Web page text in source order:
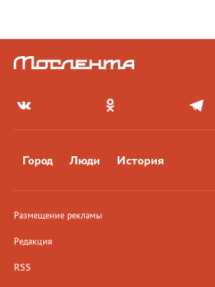
Город Люди История
Размещение рекламы
Редакция
RSS